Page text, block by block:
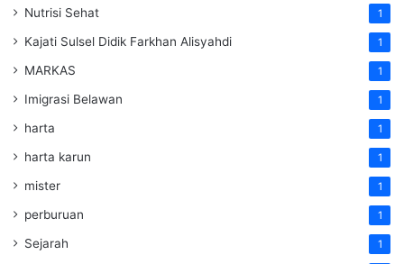
Nutrisi Sehat 1
Kajati Sulsel Didik Farkhan Alisyahdi 1
MARKAS 1
Imigrasi Belawan 1
harta 1
harta karun 1
mister 1
perburuan 1
Sejarah 1